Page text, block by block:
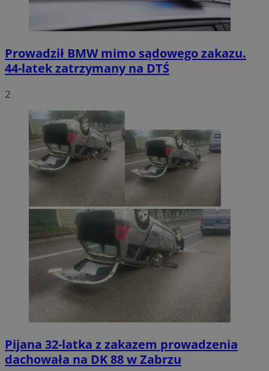
Prowadził BMW mimo sądowego zakazu.
44-latek zatrzymany na DTŚ
2
Pijana 32-latka z zakazem prowadzenia
dachowała na DK 88 w Zabrzu